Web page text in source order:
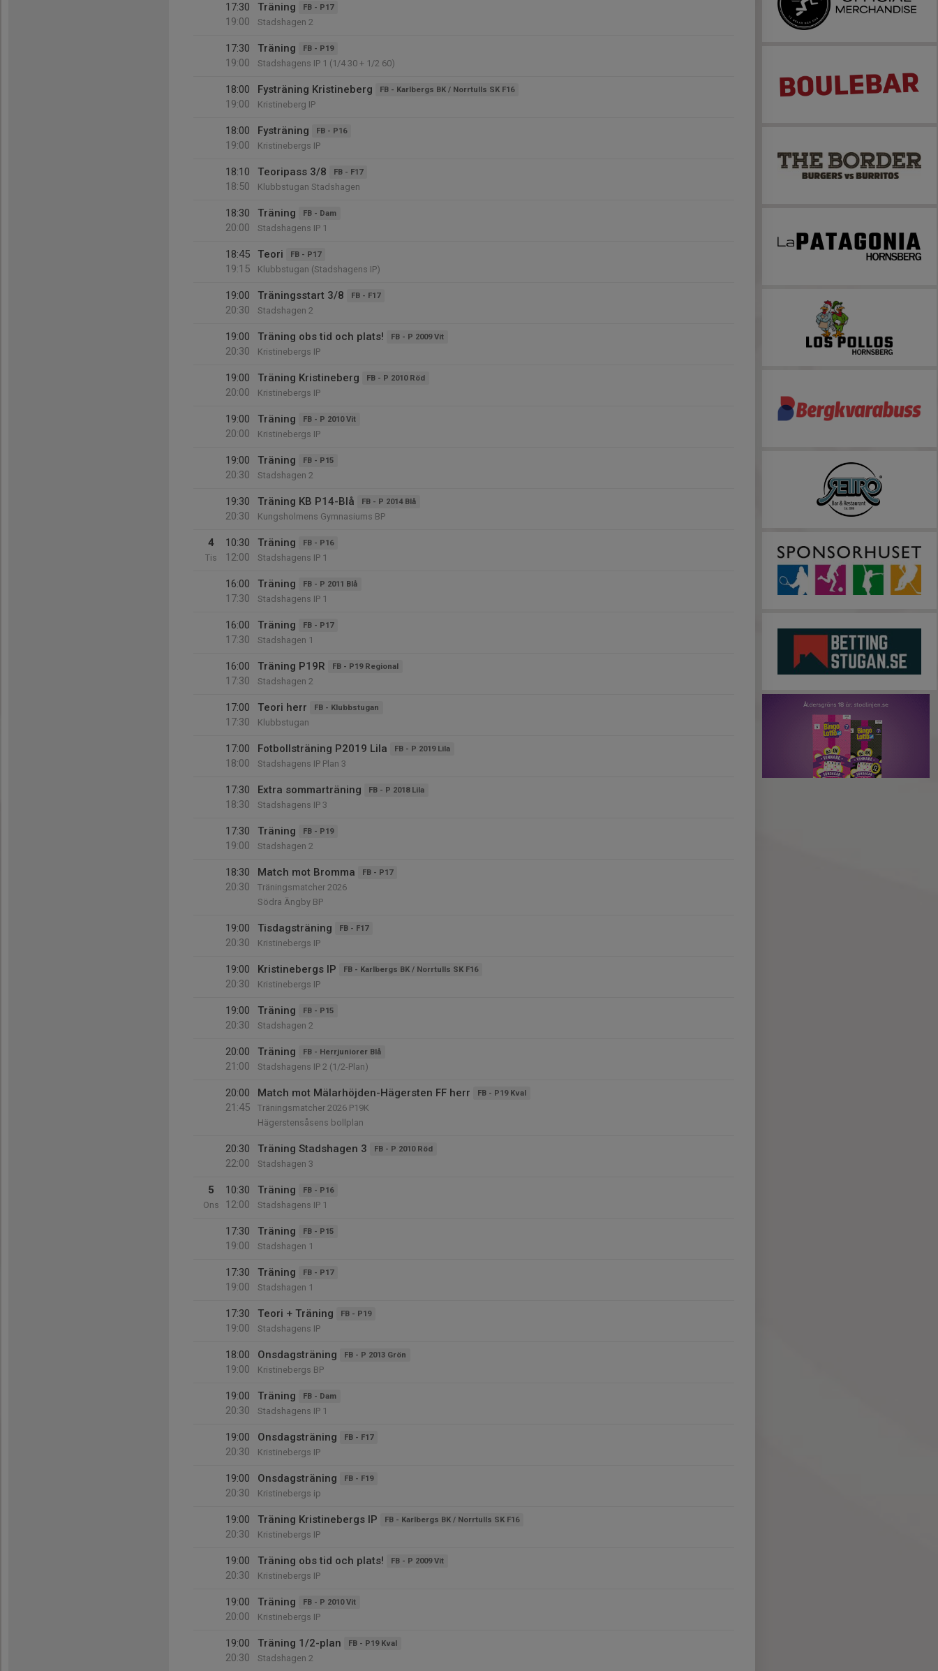
17:30
19:00
Träning FB - P17
Stadshagen 2
17:30
19:00
Träning FB - P19
Stadshagens IP 1 (1/4 30 + 1/2 60)
18:00
19:00
Fysträning Kristineberg FB - Karlbergs BK / Norrtulls SK F16
Kristineberg IP
18:00
19:00
Fysträning FB - P16
Kristinebergs IP
18:10
18:50
Teoripass 3/8 FB - F17
Klubbstugan Stadshagen
18:30
20:00
Träning FB - Dam
Stadshagens IP 1
18:45
19:15
Teori FB - P17
Klubbstugan (Stadshagens IP)
19:00
20:30
Träningsstart 3/8 FB - F17
Stadshagen 2
19:00
20:30
Träning obs tid och plats! FB - P 2009 Vit
Kristinebergs IP
19:00
20:00
Träning Kristineberg FB - P 2010 Röd
Kristinebergs IP
19:00
20:00
Träning FB - P 2010 Vit
Kristinebergs IP
19:00
20:30
Träning FB - P15
Stadshagen 2
19:30
20:30
Träning KB P14-Blå FB - P 2014 Blå
Kungsholmens Gymnasiums BP
4
Tis
10:30
12:00
Träning FB - P16
Stadshagens IP 1
16:00
17:30
Träning FB - P 2011 Blå
Stadshagens IP 1
16:00
17:30
Träning FB - P17
Stadshagen 1
16:00
17:30
Träning P19R FB - P19 Regional
Stadshagen 2
17:00
17:30
Teori herr FB - Klubbstugan
Klubbstugan
17:00
18:00
Fotbollsträning P2019 Lila FB - P 2019 Lila
Stadshagens IP Plan 3
17:30
18:30
Extra sommarträning FB - P 2018 Lila
Stadshagens IP 3
17:30
19:00
Träning FB - P19
Stadshagen 2
18:30
20:30
Match mot Bromma FB - P17
Träningsmatcher 2026
Södra Ängby BP
19:00
20:30
Tisdagsträning FB - F17
Kristinebergs IP
19:00
20:30
Kristinebergs IP FB - Karlbergs BK / Norrtulls SK F16
Kristinebergs IP
19:00
20:30
Träning FB - P15
Stadshagen 2
20:00
21:00
Träning FB - Herrjuniorer Blå
Stadshagens IP 2 (1/2-Plan)
20:00
21:45
Match mot Mälarhöjden-Hägersten FF herr FB - P19 Kval
Träningsmatcher 2026 P19K
Hägerstensåsens bollplan
20:30
22:00
Träning Stadshagen 3 FB - P 2010 Röd
Stadshagen 3
5
Ons
10:30
12:00
Träning FB - P16
Stadshagens IP 1
17:30
19:00
Träning FB - P15
Stadshagen 1
17:30
19:00
Träning FB - P17
Stadshagen 1
17:30
19:00
Teori + Träning FB - P19
Stadshagens IP
18:00
19:00
Onsdagsträning FB - P 2013 Grön
Kristinebergs BP
19:00
20:30
Träning FB - Dam
Stadshagens IP 1
19:00
20:30
Onsdagsträning FB - F17
Kristinebergs IP
19:00
20:30
Onsdagsträning FB - F19
Kristinebergs ip
19:00
20:30
Träning Kristinebergs IP FB - Karlbergs BK / Norrtulls SK F16
Kristinebergs IP
19:00
20:30
Träning obs tid och plats! FB - P 2009 Vit
Kristinebergs IP
19:00
20:00
Träning FB - P 2010 Vit
Kristinebergs IP
19:00
20:30
Träning 1/2-plan FB - P19 Kval
Stadshagen 2